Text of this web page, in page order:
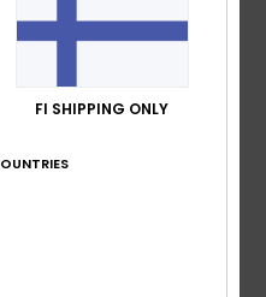
since maaliskuuta 2026
FI SHIPPING ONLY